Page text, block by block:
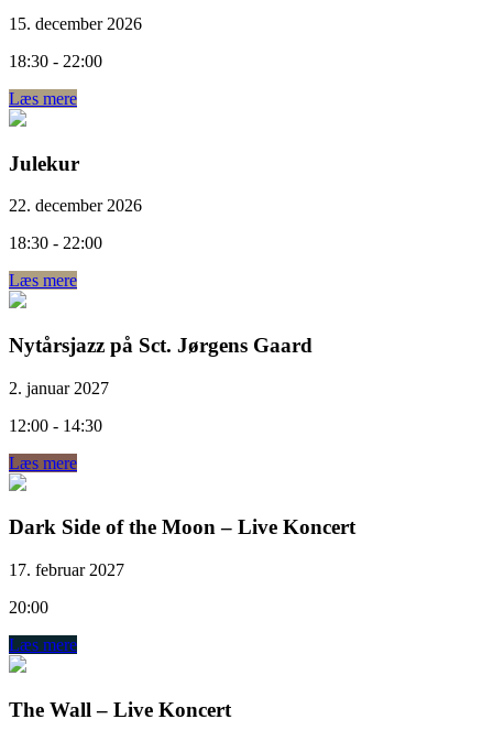
15. december 2026
18:30 - 22:00
Læs mere
Julekur
22. december 2026
18:30 - 22:00
Læs mere
Nytårsjazz på Sct. Jørgens Gaard
2. januar 2027
12:00 - 14:30
Læs mere
Dark Side of the Moon – Live Koncert
17. februar 2027
20:00
Læs mere
The Wall – Live Koncert